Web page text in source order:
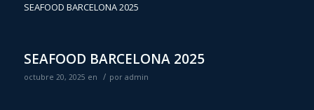
SEAFOOD BARCELONA 2025
SEAFOOD BARCELONA 2025
octubre 20, 2025 en / por admin